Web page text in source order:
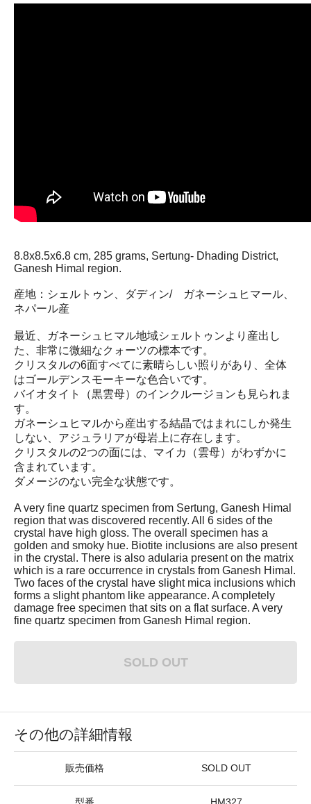
8.8x8.5x6.8 cm, 285 grams, Sertung- Dhading District,
Ganesh Himal region.
産地：シェルトゥン、ダディン/ ガネーシュヒマール、
ネパール産
最近、ガネーシュヒマル地域シェルトゥンより産出し
た、非常に微細なクォーツの標本です。
クリスタルの6面すべてに素晴らしい照りがあり、全体
はゴールデンスモーキーな色合いです。
バイオタイト（黒雲母）のインクルージョンも見られま
す。
ガネーシュヒマルから産出する結晶ではまれにしか発生
しない、アジュラリアが母岩上に存在します。
クリスタルの2つの面には、マイカ（雲母）がわずかに
含まれています。
ダメージのない完全な状態です。
A very fine quartz specimen from Sertung, Ganesh Himal
region that was discovered recently. All 6 sides of the
crystal have high gloss. The overall specimen has a
golden and smoky hue. Biotite inclusions are also present
in the crystal. There is also adularia present on the matrix
which is a rare occurrence in crystals from Ganesh Himal.
Two faces of the crystal have slight mica inclusions which
forms a slight phantom like appearance. A completely
damage free specimen that sits on a flat surface. A very
fine quartz specimen from Ganesh Himal region.
SOLD OUT
その他の詳細情報
販売価格 SOLD OUT